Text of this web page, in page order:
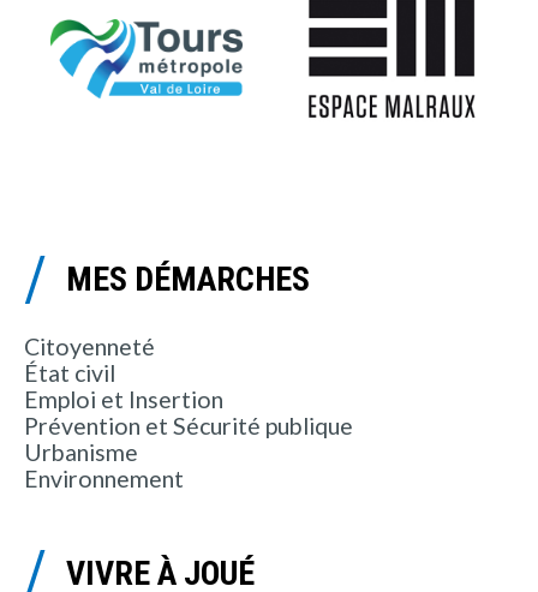
MES DÉMARCHES
Citoyenneté
État civil
Emploi et Insertion
Prévention et Sécurité publique
Urbanisme
Environnement
VIVRE À JOUÉ